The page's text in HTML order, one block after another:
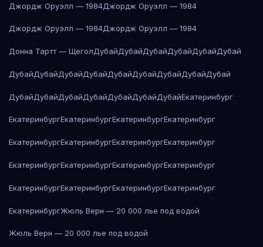
Джордж Оруэлл — 1984Джордж Оруэлл — 1984
Джордж Оруэлл — 1984Джордж Оруэлл — 1984
Донна Тартт — ЩеголДубайДубайДубайДубайДубайДубай
ДубайДубайДубайДубайДубайДубайДубайДубайДубай
ДубайДубайДубайДубайДубайДубайДубайЕкатеринбург
ЕкатеринбургЕкатеринбургЕкатеринбургЕкатеринбург
ЕкатеринбургЕкатеринбургЕкатеринбургЕкатеринбург
ЕкатеринбургЕкатеринбургЕкатеринбургЕкатеринбург
ЕкатеринбургЕкатеринбургЕкатеринбургЕкатеринбург
ЕкатеринбургЖюль Верн — 20 000 лье под водой
Жюль Верн — 20 000 лье под водой